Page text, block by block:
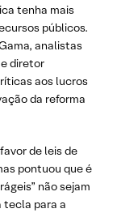
tenha mais
públicos.
analistas
diretor
aos lucros
da reforma
de leis de
pontuou que é
não sejam
tecla para a